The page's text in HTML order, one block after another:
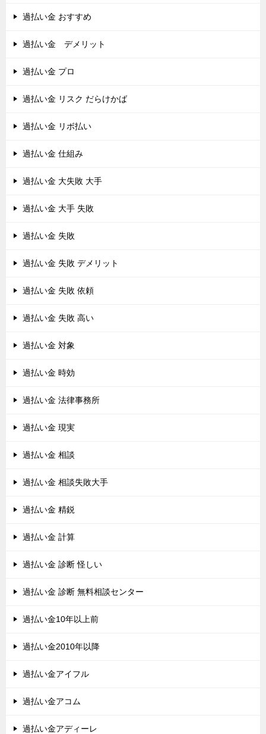
過払い金 おすすめ
過払い金 デメリット
過払い金 プロ
過払い金 リスク だらけかば
過払い金 リボ払い
過払い金 仕組み
過払い金 大失敗 大手
過払い金 大手 失敗
過払い金 失敗
過払い金 失敗 デメリット
過払い金 失敗 依頼
過払い金 失敗 高い
過払い金 対象
過払い金 時効
過払い金 法律事務所
過払い金 現実
過払い金 相談
過払い金 相談失敗大手
過払い金 精鋭
過払い金 計算
過払い金 診断 怪しい
過払い金 診断 無料相談センター
過払い金10年以上前
過払い金2010年以降
過払い金アイフル
過払い金アコム
過払い金アディーレ